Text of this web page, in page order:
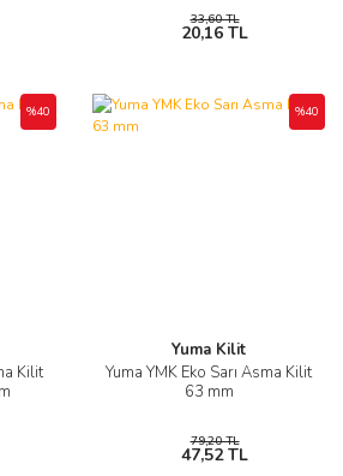
33,60 TL
20,16 TL
Kilit
%40
Yuma Kilit
Yuma YMK Eko Sarı Asma Kilit
63 mm
%40
79,20 TL
47,52 TL